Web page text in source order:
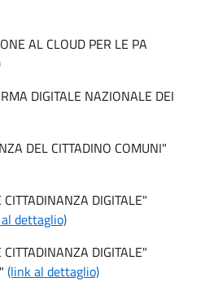
AL CLOUD PER LE PA
DIGITALE NAZIONALE DEI
DEL CITTADINO COMUNI"
DIGITALE"
dettaglio)
DIGITALE"
(link al dettaglio)